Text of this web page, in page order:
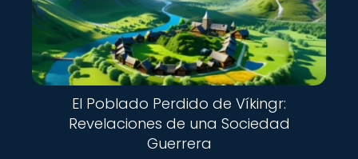
El Poblado Perdido de Víkingr:
Revelaciones de una Sociedad
Guerrera